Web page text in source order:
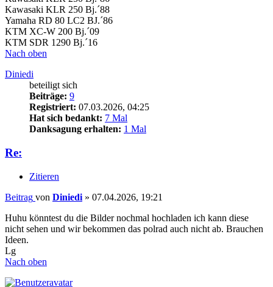
Kawasaki KLR 250 Bj.´88
Yamaha RD 80 LC2 BJ.´86
KTM XC-W 200 Bj.´09
KTM SDR 1290 Bj.´16
Nach oben
Diniedi
beteiligt sich
Beiträge: 9
Registriert: 07.03.2026, 04:25
Hat sich bedankt: 7 Mal
Danksagung erhalten: 1 Mal
Re:
Zitieren
Beitrag von Diniedi » 07.04.2026, 19:21
Huhu könntest du die Bilder nochmal hochladen ich kann diese
nicht sehen und wir bekommen das polrad auch nicht ab. Brauchen
Ideen.
Lg
Nach oben